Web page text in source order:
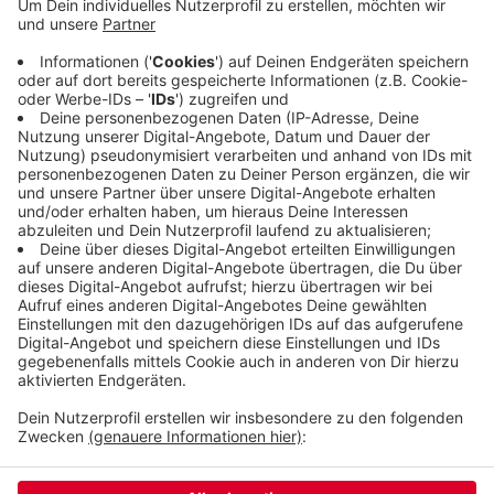
zu einem Rudel zusammenwachsen - allerdings
alten Kater einer anderen Unterart angehören.
Langfristig sollen neue männliche Berberlöwen
einziehen, um die massiv bedrohte Art zu
züchten.
Veröffentlicht:Freitag, 09.08.2024 11:07
Anzeige
Anzeige